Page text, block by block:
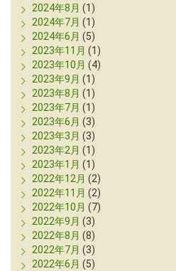
2024年8月 (1)
2024年7月 (1)
2024年6月 (5)
2023年11月 (1)
2023年10月 (4)
2023年9月 (1)
2023年8月 (1)
2023年7月 (1)
2023年6月 (3)
2023年3月 (3)
2023年2月 (1)
2023年1月 (1)
2022年12月 (2)
2022年11月 (2)
2022年10月 (7)
2022年9月 (3)
2022年8月 (8)
2022年7月 (3)
2022年6月 (5)